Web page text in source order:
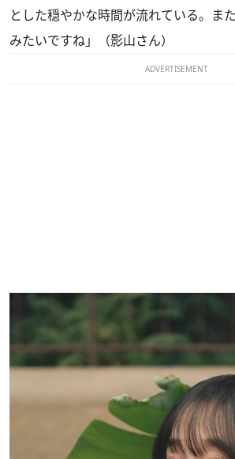
とした穏やかな時間が流れている。ま
みたいですね」（影山さん）
ADVERTISEMENT